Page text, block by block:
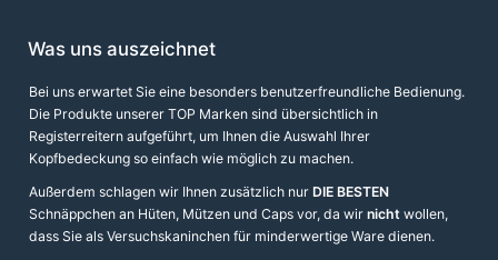
Was uns auszeichnet
Bei uns erwartet Sie eine besonders benutzerfreundliche Bedienung.
Die Produkte unserer TOP Marken sind übersichtlich in
Registerreitern aufgeführt, um Ihnen die Auswahl Ihrer
Kopfbedeckung so einfach wie möglich zu machen.
Außerdem schlagen wir Ihnen zusätzlich nur DIE BESTEN
Schnäppchen an Hüten, Mützen und Caps vor, da wir nicht wollen,
dass Sie als Versuchskaninchen für minderwertige Ware dienen.